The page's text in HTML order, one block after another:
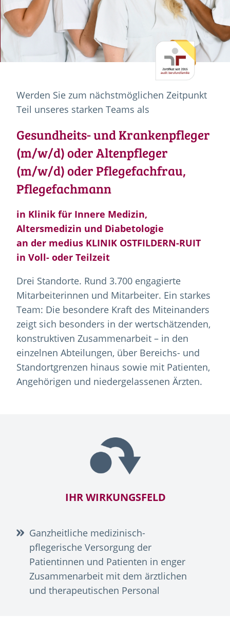
Werden Sie zum nächstmöglichen Zeitpunkt
Teil unseres starken Teams als
Gesundheits- und Krankenpfleger
(m/w/d) oder Altenpfleger
(m/w/d) oder Pflegefachfrau,
Pflegefachmann
in Klinik für Innere Medizin,
Altersmedizin und Diabetologie
an der medius KLINIK OSTFILDERN-RUIT
in Voll- oder Teilzeit
Drei Standorte. Rund 3.700 engagierte
Mitarbeiterinnen und Mitarbeiter. Ein starkes
Team: Die besondere Kraft des Miteinanders
zeigt sich besonders in der wertschätzenden,
konstruktiven Zusammenarbeit – in den
einzelnen Abteilungen, über Bereichs- und
Standortgrenzen hinaus sowie mit Patienten,
Angehörigen und niedergelassenen Ärzten.
IHR WIRKUNGSFELD
Ganzheitliche medizinisch-
pflegerische Versorgung der
Patientinnen und Patienten in enger
Zusammenarbeit mit dem ärztlichen
und therapeutischen Personal